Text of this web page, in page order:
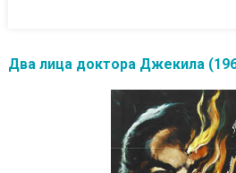
Два лица доктора Джекила